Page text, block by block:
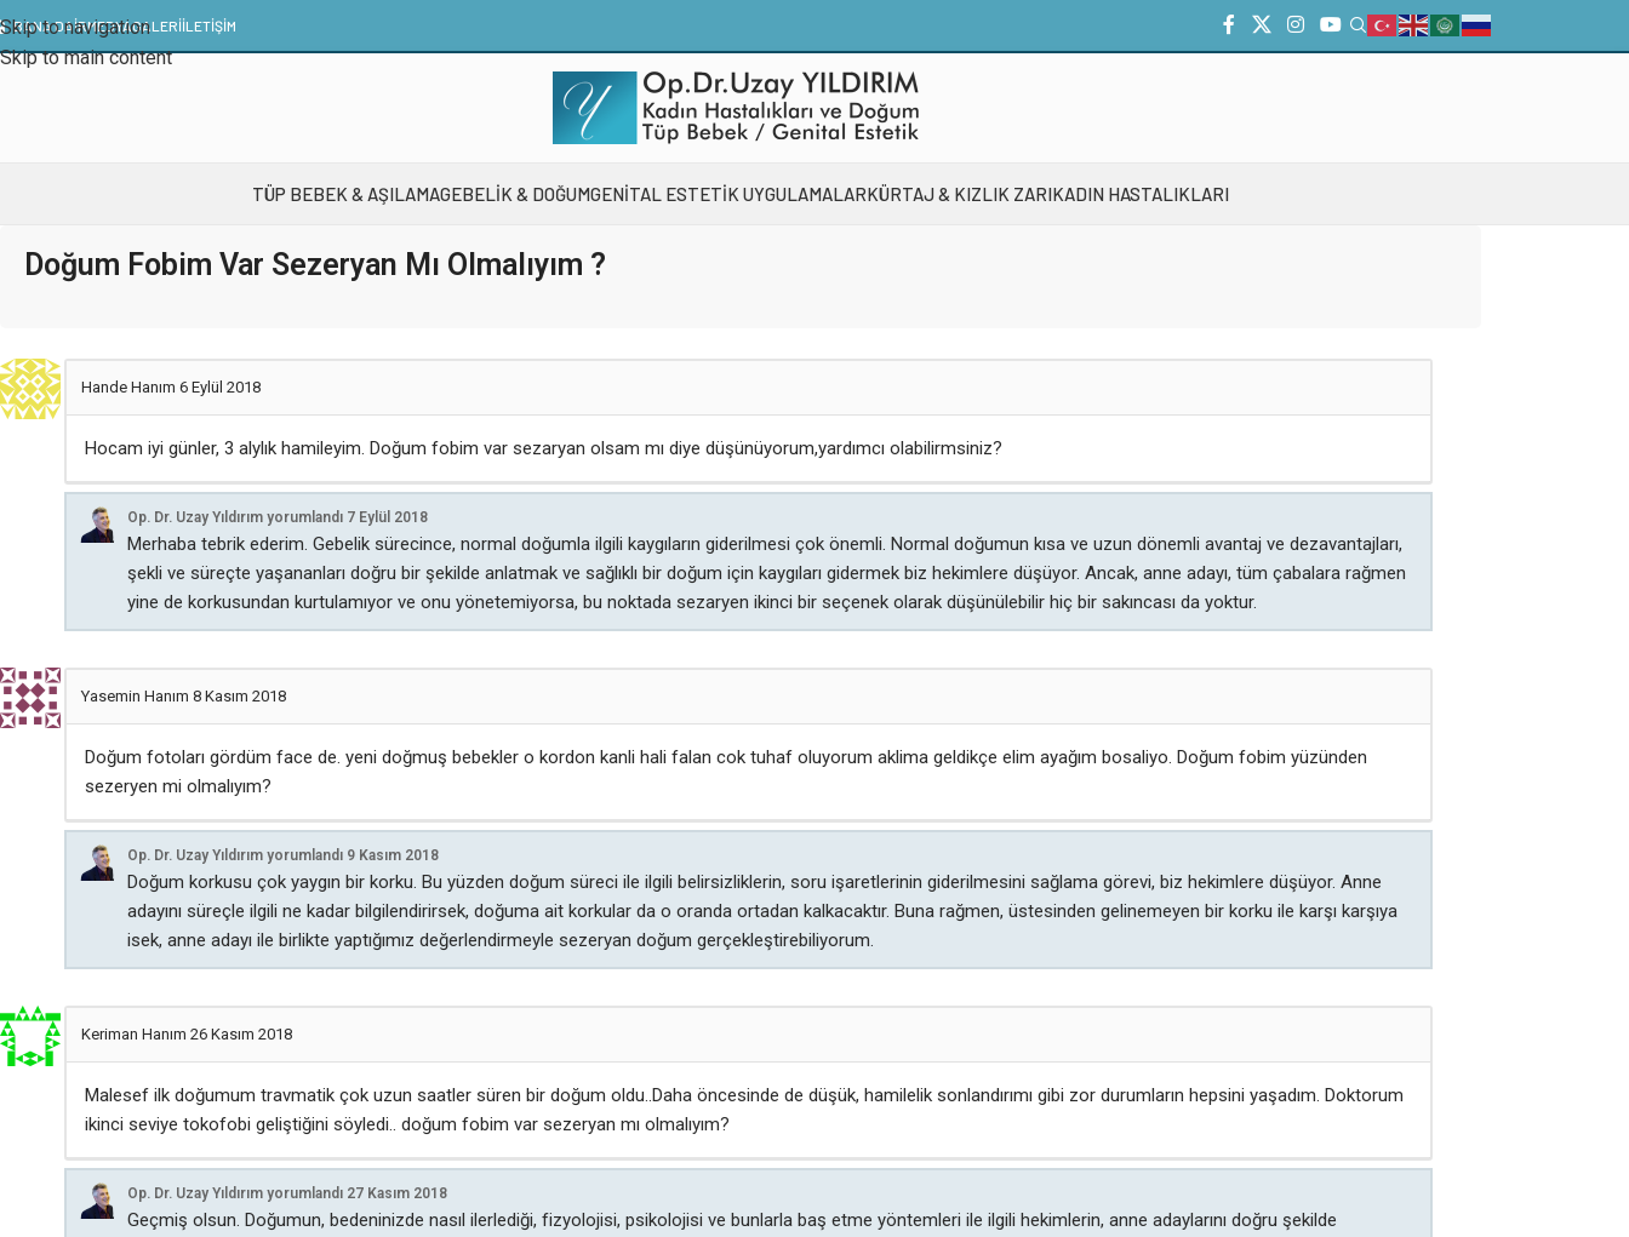
Skip to navigation
Skip to main content
BANA DAİRMEDYAGALERIİLETIŞIM
TÜP BEBEK & AŞILAMAGEBELIK & DOĞUMGENİTAL ESTETİK UYGULAMALARKÜRTAJ & KIZLIK ZARIKADIN HASTALIKLARI
Doğum Fobim Var Sezeryan Mı Olmalıyım ?
Hande Hanım 6 Eylül 2018
Hocam iyi günler, 3 alylık hamileyim. Doğum fobim var sezaryan olsam mı diye düşünüyorum,yardımcı olabilirmsiniz?
Op. Dr. Uzay Yıldırım yorumlandı 7 Eylül 2018
Merhaba tebrik ederim. Gebelik sürecince, normal doğumla ilgili kaygıların giderilmesi çok önemli. Normal doğumun kısa ve uzun dönemli avantaj ve dezavantajları,
şekli ve süreçte yaşananları doğru bir şekilde anlatmak ve sağlıklı bir doğum için kaygıları gidermek biz hekimlere düşüyor. Ancak, anne adayı, tüm çabalara rağmen
yine de korkusundan kurtulamıyor ve onu yönetemiyorsa, bu noktada sezaryen ikinci bir seçenek olarak düşünülebilir hiç bir sakıncası da yoktur.
Yasemin Hanım 8 Kasım 2018
Doğum fotoları gördüm face de. yeni doğmuş bebekler o kordon kanli hali falan cok tuhaf oluyorum aklima geldikçe elim ayağım bosaliyo. Doğum fobim yüzünden
sezeryen mi olmalıyım?
Op. Dr. Uzay Yıldırım yorumlandı 9 Kasım 2018
Doğum korkusu çok yaygın bir korku. Bu yüzden doğum süreci ile ilgili belirsizliklerin, soru işaretlerinin giderilmesini sağlama görevi, biz hekimlere düşüyor. Anne
adayını süreçle ilgili ne kadar bilgilendirirsek, doğuma ait korkular da o oranda ortadan kalkacaktır. Buna rağmen, üstesinden gelinemeyen bir korku ile karşı karşıya
isek, anne adayı ile birlikte yaptığımız değerlendirmeyle sezeryan doğum gerçekleştirebiliyorum.
Keriman Hanım 26 Kasım 2018
Malesef ilk doğumum travmatik çok uzun saatler süren bir doğum oldu..Daha öncesinde de düşük, hamilelik sonlandırımı gibi zor durumların hepsini yaşadım. Doktorum
ikinci seviye tokofobi geliştiğini söyledi.. doğum fobim var sezeryan mı olmalıyım?
Op. Dr. Uzay Yıldırım yorumlandı 27 Kasım 2018
Geçmiş olsun. Doğumun, bedeninizde nasıl ilerlediği, fizyolojisi, psikolojisi ve bunlarla baş etme yöntemleri ile ilgili hekimlerin, anne adaylarını doğru şekilde